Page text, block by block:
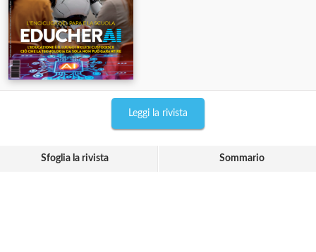
Leggi la rivista
Sfoglia la rivista Sommario